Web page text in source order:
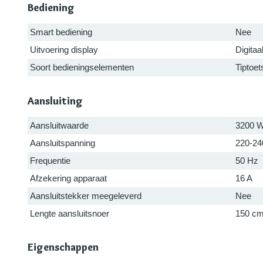
Bediening
Smart bediening
Nee
Uitvoering display
Digitaal
Soort bedieningselementen
Aansluiting
Aansluitwaarde
3200
Aansluitspanning
220-
Frequentie
50 Hz
Afzekering apparaat
16 A
Aansluitstekker meegeleverd
Nee
Lengte aansluitsnoer
150 cm
Eigenschappen